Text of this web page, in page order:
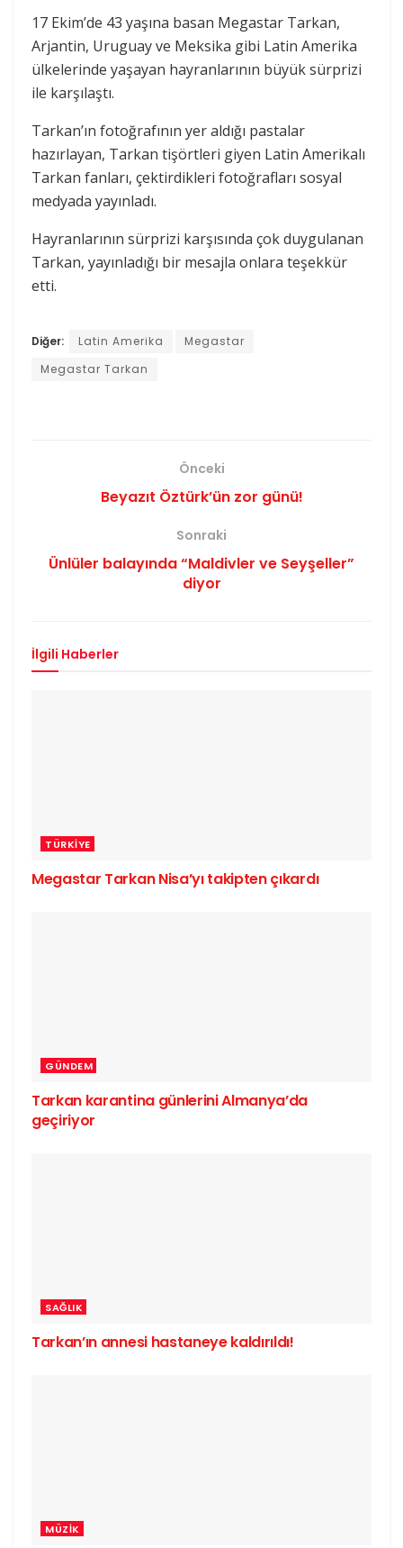
17 Ekim’de 43 yaşına basan Megastar Tarkan,
Arjantin, Uruguay ve Meksika gibi Latin Amerika
ülkelerinde yaşayan hayranlarının büyük sürprizi
ile karşılaştı.
Tarkan’ın fotoğrafının yer aldığı pastalar
hazırlayan, Tarkan tişörtleri giyen Latin Amerikalı
Tarkan fanları, çektirdikleri fotoğrafları sosyal
medyada yayınladı.
Hayranlarının sürprizi karşısında çok duygulanan
Tarkan, yayınladığı bir mesajla onlara teşekkür
etti.
Diğer: Latin Amerika
Megastar
Megastar Tarkan
Önceki
Beyazıt Öztürk’ün zor günü!
Sonraki
Ünlüler balayında “Maldivler ve Seyşeller”
diyor
İlgili Haberler
TÜRKIYE
Megastar Tarkan Nisa’yı takipten çıkardı
GÜNDEM
Tarkan karantina günlerini Almanya’da
geçiriyor
SAĞLIK
Tarkan’ın annesi hastaneye kaldırıldı!
MÜZIK